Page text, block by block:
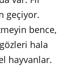
geçiyor.
bence,
hala
hayvanlar.